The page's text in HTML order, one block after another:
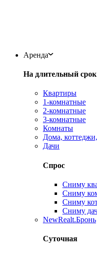
Аренда
На длительный срок
Квартиры
1-комнатные
2-комнатные
3-комнатные
Комнаты
Дома,
Дачи
Спрос
Сниму
Сниму
Сниму
Сниму
NewRealt.Бронь
Суточная